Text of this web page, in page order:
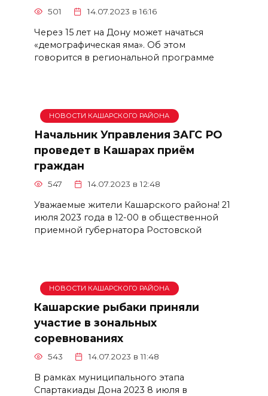
501 14.07.2023 в 16:16
Через 15 лет на Дону может начаться
«демографическая яма». Об этом
говорится в региональной программе
НОВОСТИ КАШАРСКОГО РАЙОНА
Начальник Управления ЗАГС РО
проведет в Кашарах приём
граждан
547 14.07.2023 в 12:48
Уважаемые жители Кашарского района! 21
июля 2023 года в 12-00 в общественной
приемной губернатора Ростовской
НОВОСТИ КАШАРСКОГО РАЙОНА
Кашарские рыбаки приняли
участие в зональных
соревнованиях
543 14.07.2023 в 11:48
В рамках муниципального этапа
Спартакиады Дона 2023 8 июля в